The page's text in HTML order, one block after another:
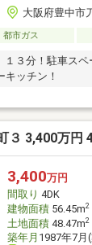
大阪府豊中市
都市ガス
３分！駐車スペ
キッチン！
３ 3,400万円
3,400万円
間取り 4DK
建物面積56.45m2
土地面積48.47m2
築年月 1987年7月